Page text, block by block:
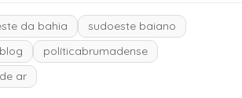
da bahia
sudoeste baiano
blog
políticabrumadense
ar